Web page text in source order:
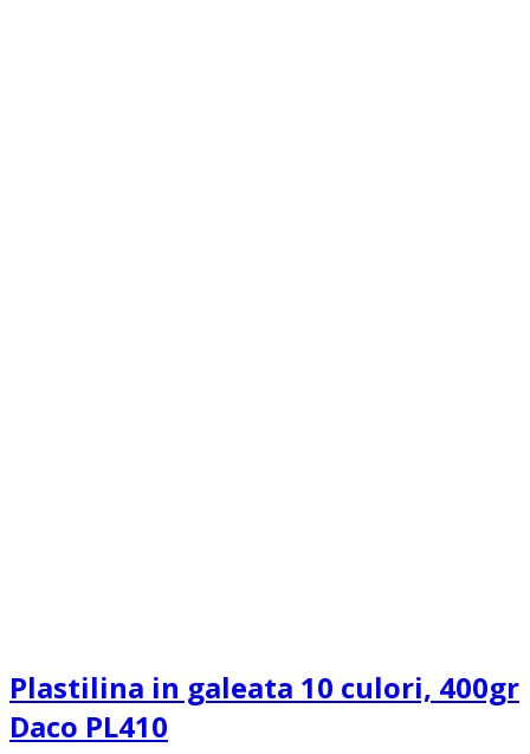
Plastilina in galeata 10 culori, 400gr
Daco PL410